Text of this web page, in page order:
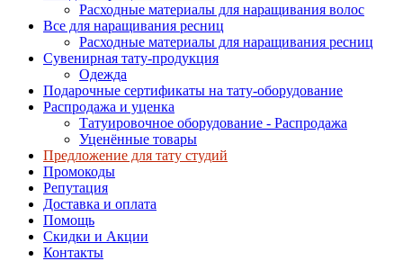
Расходные материалы для наращивания волос
Все для наращивания ресниц
Расходные материалы для наращивания ресниц
Сувенирная тату-продукция
Одежда
Подарочные сертификаты на тату-оборудование
Распродажа и уценка
Татуировочное оборудование - Распродажа
Уценённые товары
Предложение для тату студий
Промокоды
Репутация
Доставка и оплата
Помощь
Скидки и Акции
Контакты